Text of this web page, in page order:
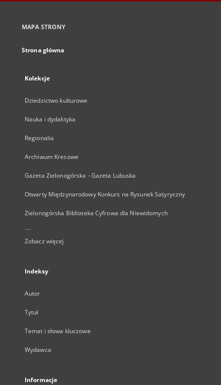
MAPA STRONY
Strona główna
Kolekcje
Dziedzictwo kulturowe
Nauka i dydaktyka
Regionalia
Archiwum Kresowe
Gazeta Zielonogórska - Gazeta Lubuska
Otwarty Międzynarodowy Konkurs na Rysunek Satyryczny
Zielonogórska Biblioteka Cyfrowa dla Niewidomych
...
Zobacz więcej
Indeksy
Autor
Tytuł
Temat i słowa kluczowe
Wydawca
Informacje